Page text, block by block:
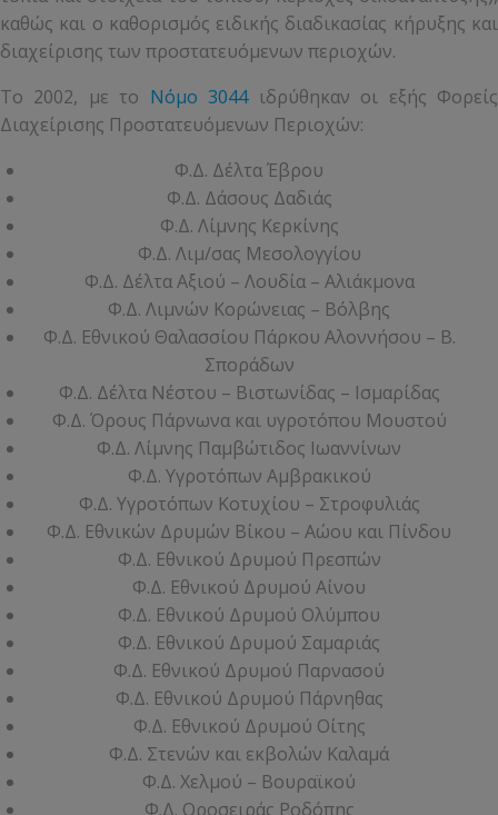
καθώς και ο καθορισμός ειδικής διαδικασίας κήρυξης και
διαχείρισης των προστατευόμενων περιοχών.
Το 2002, με το Νόμο 3044ιδρύθηκαν οι εξής Φορείς
Διαχείρισης Προστατευόμενων Περιοχών:
Φ.Δ. Δέλτα Έβρου
Φ.Δ. Δάσους Δαδιάς
Φ.Δ. Λίμνης Κερκίνης
Φ.Δ. Λιμ/σας Μεσολογγίου
Φ.Δ. Δέλτα Αξιού – Λουδία – Αλιάκμονα
Φ.Δ. Λιμνών Κορώνειας – Βόλβης
Φ.Δ. Εθνικού Θαλασσίου Πάρκου Αλοννήσου – Β.
Σποράδων
Φ.Δ. Δέλτα Νέστου – Βιστωνίδας – Ισμαρίδας
Φ.Δ. Όρους Πάρνωνα και υγροτόπου Μουστού
Φ.Δ. Λίμνης Παμβώτιδος Ιωαννίνων
Φ.Δ. Υγροτόπων Αμβρακικού
Φ.Δ. Υγροτόπων Κοτυχίου – Στροφυλιάς
Φ.Δ. Εθνικών Δρυμών Βίκου – Αώου και Πίνδου
Φ.Δ. Εθνικού Δρυμού Πρεσπών
Φ.Δ. Εθνικού Δρυμού Αίνου
Φ.Δ. Εθνικού Δρυμού Ολύμπου
Φ.Δ. Εθνικού Δρυμού Σαμαριάς
Φ.Δ. Εθνικού Δρυμού Παρνασού
Φ.Δ. Εθνικού Δρυμού Πάρνηθας
Φ.Δ. Εθνικού Δρυμού Οίτης
Φ.Δ. Στενών και εκβολών Καλαμά
Φ.Δ. Χελμού – Βουραϊκού
Φ.Δ. Οροσειράς Ροδόπης